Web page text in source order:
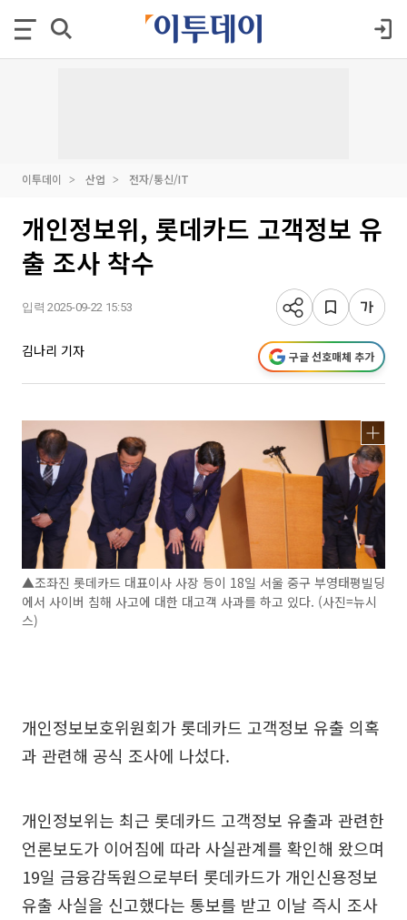
이투데이 산업 전자/통신/IT
개인정보위, 롯데카드 고객정보 유
출 조사 착수
입력 2025-09-22 15:53
김나리 기자 구글 선호매체 추가
▲조좌진 롯데카드 대표이사 사장 등이 18일 서울 중구 부영태평빌딩
에서 사이버 침해 사고에 대한 대고객 사과를 하고 있다. (사진=뉴시
스)
개인정보보호위원회가 롯데카드 고객정보 유출 의혹
과 관련해 공식 조사에 나섰다.
개인정보위는 최근 롯데카드 고객정보 유출과 관련한
언론보도가 이어짐에 따라 사실관계를 확인해 왔으며
19일 금융감독원으로부터 롯데카드가 개인신용정보
유출 사실을 신고했다는 통보를 받고 이날 즉시 조사